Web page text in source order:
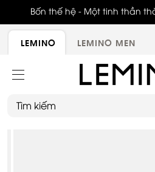
Bốn thế hệ - Một tinh thần
LEMINO LEMINO MEN